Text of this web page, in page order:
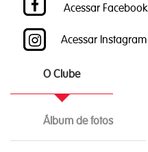
Acessar Facebook
Acessar Instagram
O Clube
Álbum de fotos